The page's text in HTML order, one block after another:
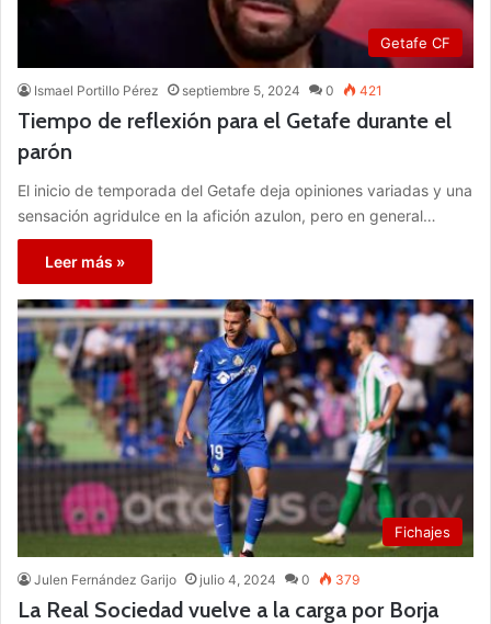
Getafe CF
Ismael Portillo Pérez septiembre 5, 2024 0 421
Tiempo de reflexión para el Getafe durante el
parón
El inicio de temporada del Getafe deja opiniones variadas y una
sensación agridulce en la afición azulon, pero en general…
Leer más »
Fichajes
Julen Fernández Garijo julio 4, 2024 0 379
La Real Sociedad vuelve a la carga por Borja